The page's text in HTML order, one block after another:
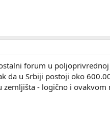
forum u
da u Srbiji postoji oko
- logično i